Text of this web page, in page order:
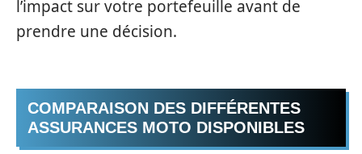
l’impact sur votre portefeuille avant de
prendre une décision.
COMPARAISON DES DIFFÉRENTES
ASSURANCES MOTO DISPONIBLES